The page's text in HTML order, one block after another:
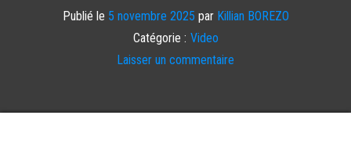
Publié le 5 novembre 2025 par Killian BOREZO
Catégorie : Video
Laisser un commentaire